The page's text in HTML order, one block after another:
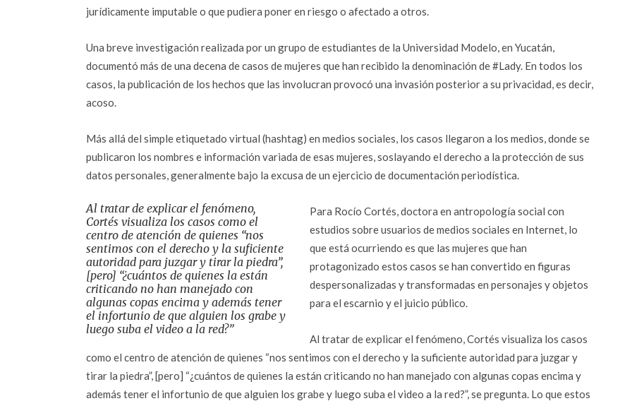
jurídicamente imputable o que pudiera poner en riesgo o afectado a otros.
Una breve investigación realizada por un grupo de estudiantes de la Universidad Modelo, en Yucatán,
documentó más de una decena de casos de mujeres que han recibido la denominación de #Lady. En todos los
casos, la publicación de los hechos que las involucran provocó una invasión posterior a su privacidad, es decir,
acoso.
Más allá del simple etiquetado virtual (hashtag) en medios sociales, los casos llegaron a los medios, donde se
publicaron los nombres e información variada de esas mujeres, soslayando el derecho a la protección de sus
datos personales, generalmente bajo la excusa de un ejercicio de documentación periodística.
Al tratar de explicar el fenómeno,
Cortés visualiza los casos como el
centro de atención de quienes “nos
sentimos con el derecho y la suficiente
autoridad para juzgar y tirar la piedra”,
[pero] “¿cuántos de quienes la están
criticando no han manejado con
algunas copas encima y además tener
el infortunio de que alguien los grabe y
luego suba el video a la red?”
Para Rocío Cortés, doctora en antropología social con
estudios sobre usuarios de medios sociales en Internet, lo
que está ocurriendo es que las mujeres que han
protagonizado estos casos se han convertido en figuras
despersonalizadas y transformadas en personajes y objetos
para el escarnio y el juicio público.
Al tratar de explicar el fenómeno, Cortés visualiza los casos
como el centro de atención de quienes “nos sentimos con el derecho y la suficiente autoridad para juzgar y
tirar la piedra”, [pero] “¿cuántos de quienes la están criticando no han manejado con algunas copas encima y
además tener el infortunio de que alguien los grabe y luego suba el video a la red?”, se pregunta. Lo que estos